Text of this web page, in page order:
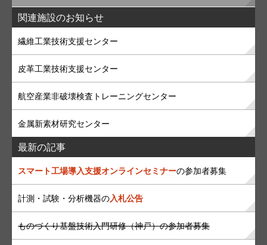
関連施設のお知らせ
繊維工業技術支援センター
皮革工業技術支援センター
航空産業非破壊検査トレーニングセンター
金属新素材研究センター
最新の記事
スマート工場導入支援オンラインセミナーの参加者募集
計測・試験・分析機器の入札公告
ものづくり基盤技術入門研修（神戸）の参加者募集